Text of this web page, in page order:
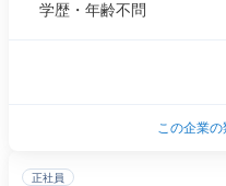
学歴・年齢不問
この企業
正社員